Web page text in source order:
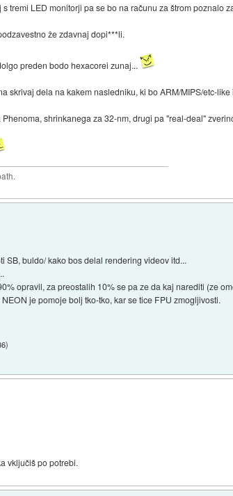
tremi LED monitorji pa se bo na računu za štrom poznalo
že zdavnaj dopi***li.
preden bodo hexacorei zunaj...
skrivaj dela na kakem nasledniku, ki bo ARM/MIPS/etc-
shrinkanega za 32-nm, drugi pa "real-deal"
SB, buldo/ kako bos delal rendering videov itd...
opravil, za preostalih 10% se pa ze da kaj narediti (ze
je pomoje bolj tko-tko, kar se tice FPU zmogljivosti.
)
vključiš po potrebi.